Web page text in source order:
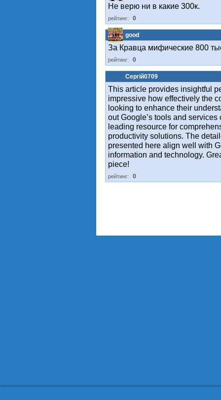
Не верю ни в какие 300к.
рейтинг: 0
good
За Кравца мифические 800
рейтинг: 0
Сергій0709
This article provides insightful
impressive how effectively the
looking to enhance their
out Google’s tools and
leading resource for
productivity solutions. The
presented here align well with
information and technology.
piece!
рейтинг: 0